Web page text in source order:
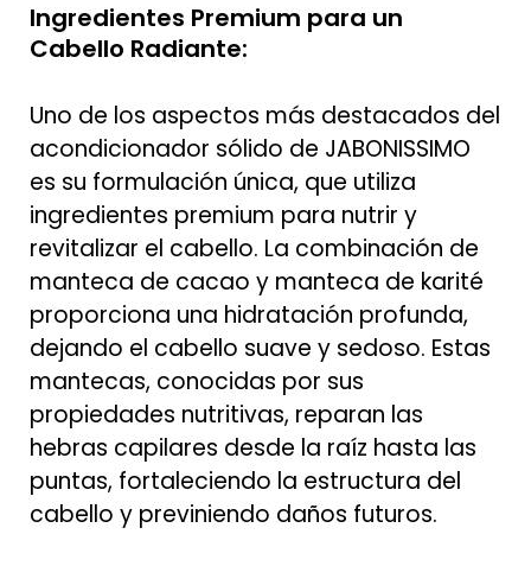
Ingredientes Premium para un
Cabello Radiante:
Uno de los aspectos más destacados del
acondicionador sólido de JABONISSIMO
es su formulación única, que utiliza
ingredientes premium para nutrir y
revitalizar el cabello. La combinación de
manteca de cacao y manteca de karité
proporciona una hidratación profunda,
dejando el cabello suave y sedoso. Estas
mantecas, conocidas por sus
propiedades nutritivas, reparan las
hebras capilares desde la raíz hasta las
puntas, fortaleciendo la estructura del
cabello y previniendo daños futuros.